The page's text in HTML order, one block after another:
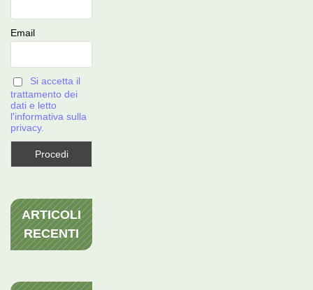
Email
Si accetta il
trattamento dei
dati e letto
l'informativa sulla
privacy.
ARTICOLI
RECENTI